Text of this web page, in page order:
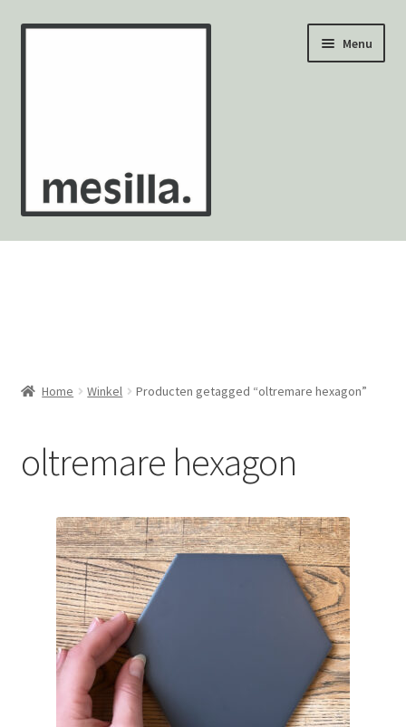
Ga
Ga
Menu
Wandtegels
Mozaïekvellen
Contact
Home Winkel Producten getagged “oltremare hexagon”
oltremare hexagon